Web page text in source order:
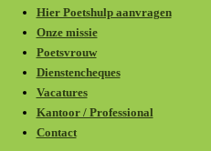
Hier Poetshulp aanvragen
Onze missie
Poetsvrouw
Dienstencheques
Vacatures
Kantoor / Professional
Contact